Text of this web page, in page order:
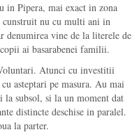
Pipera, mai exact in zona
cunstruit nu cu multi ani in
vine de la literele de
ai basarabenei familii.
Atunci cu investitii
asteptari pe masura. Au mai
subsol, si la un moment dat
distincte deschise in paralel.
la parter.